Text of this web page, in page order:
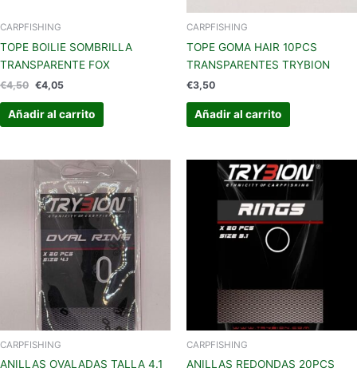
CARPFISHING
TOPE BOILIE SOMBRILLA
TRANSPARENTE FOX
€4,50 €4,05
Añadir al carrito
CARPFISHING
TOPE GOMA HAIR 10PCS
TRANSPARENTES TRYBION
€3,50
Añadir al carrito
CARPFISHING
ANILLAS OVALADAS TALLA 4.1
CARPFISHING
ANILLAS REDONDAS 20PCS